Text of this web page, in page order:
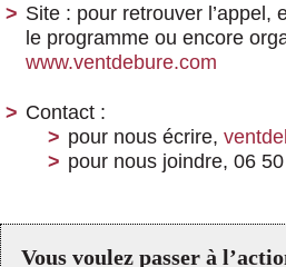
Site : pour retrouver l’appel,
le programme ou encore
www.ventdebure.com
Contact :
pour nous écrire,
pour nous joindre, 06
Vous voulez passer à